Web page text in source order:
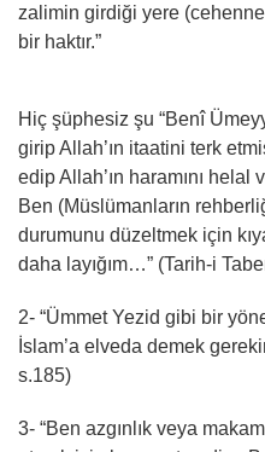
zalimin girdiği yere
bir haktır.”
Hiç şüphesiz şu “Benî
girip Allah’ın itaatini terk
edip Allah’ın haramını helal
Ben (Müslümanların
durumunu düzeltmek için
daha layığım…” (Tarih-i
2- “Ümmet Yezid gibi bir
İslam’a elveda demek
s.185)
3- “Ben azgınlık veya